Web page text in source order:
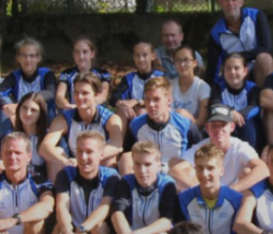
SKE
Egyesület Tájékozódási Futó